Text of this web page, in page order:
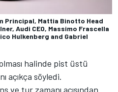
Principal, Mattia Binotto Head
Audi CEO, Massimo Frascella
Hulkenberg and Gabriel
halinde pist üstü
açıkça söyledi.
ve tur zamanı açısından